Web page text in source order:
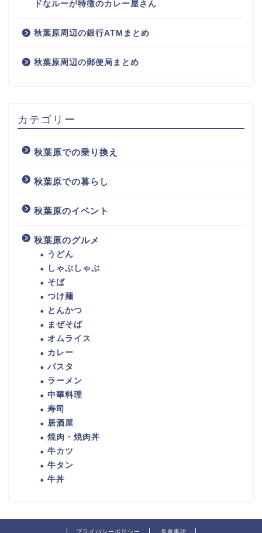
ドなルーが特徴のカレー屋さん
秋葉原周辺の銀行ATMまとめ
秋葉原周辺の郵便局まとめ
カテゴリー
秋葉原での乗り換え
秋葉原での暮らし
秋葉原のイベント
秋葉原のグルメ
うどん
しゃぶしゃぶ
そば
つけ麺
とんかつ
まぜそば
オムライス
カレー
パスタ
ラーメン
中華料理
寿司
居酒屋
焼肉・焼肉丼
牛カツ
牛タン
牛丼
プライバシーポリシー 免責事項